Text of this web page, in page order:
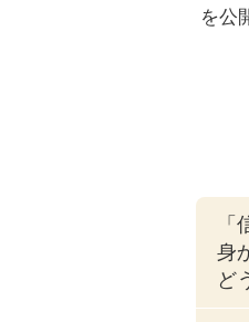
を公
身
ど